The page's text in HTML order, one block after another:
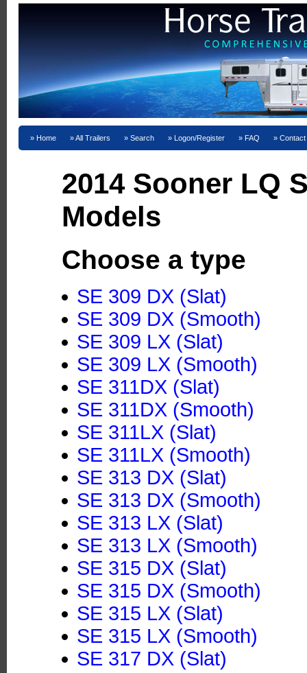
Home All Trailers Search Logon/Register FAQ
2014 Sooner LQ
Models
Choose a type
SE 309 DX (Slat)
SE 309 DX (Smooth)
SE 309 LX (Slat)
SE 309 LX (Smooth)
SE 311DX (Slat)
SE 311DX (Smooth)
SE 311LX (Slat)
SE 311LX (Smooth)
SE 313 DX (Slat)
SE 313 DX (Smooth)
SE 313 LX (Slat)
SE 313 LX (Smooth)
SE 315 DX (Slat)
SE 315 DX (Smooth)
SE 315 LX (Slat)
SE 315 LX (Smooth)
SE 317 DX (Slat)